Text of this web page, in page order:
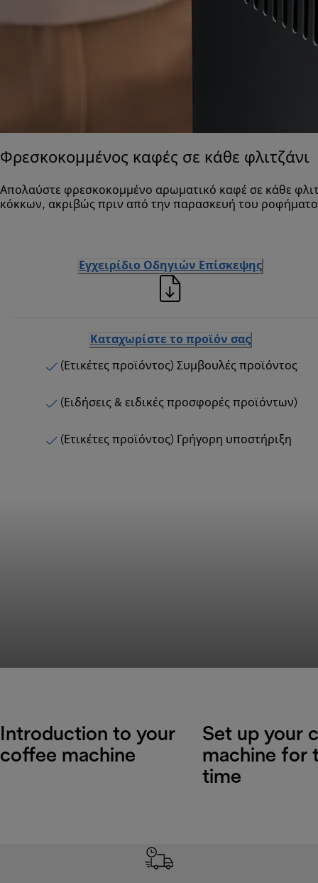
Φρεσκοκομμένος καφές σε κάθε φλιτζάνι
Απολαύστε φρεσκοκομμένο αρωματικό καφέ σε κάθε
κόκκων, ακριβώς πριν από την παρασκευή του
Εγχειρίδιο Οδηγιών Επίσκεψης
Καταχωρίστε το προϊόν σας
(Ετικέτες προϊόντος) Συμβουλές προϊόντος
(Ειδήσεις & ειδικές προσφορές προϊόντων)
(Ετικέτες προϊόντος) Γρήγορη υποστήριξη
Introduction to your
coffee machine
Set up your
machine for
time